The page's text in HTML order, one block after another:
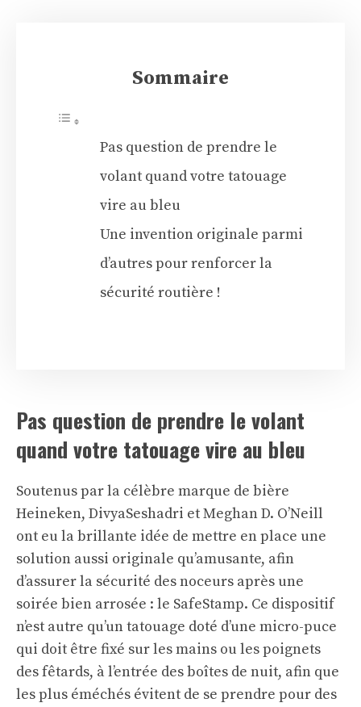
Sommaire
Pas question de prendre le
volant quand votre tatouage
vire au bleu
Une invention originale parmi
d’autres pour renforcer la
sécurité routière !
Pas question de prendre le volant
quand votre tatouage vire au bleu
Soutenus par la célèbre marque de bière
Heineken, DivyaSeshadri et Meghan D. O’Neill
ont eu la brillante idée de mettre en place une
solution aussi originale qu’amusante, afin
d’assurer la sécurité des noceurs après une
soirée bien arrosée : le SafeStamp. Ce dispositif
n’est autre qu’un tatouage doté d’une micro-puce
qui doit être fixé sur les mains ou les poignets
des fêtards, à l’entrée des boîtes de nuit, afin que
les plus éméchés évitent de se prendre pour des